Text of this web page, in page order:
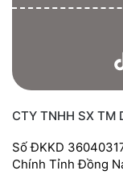
CTY TNHH SX TM
Số ĐKKD
Chính Tỉnh Đồng